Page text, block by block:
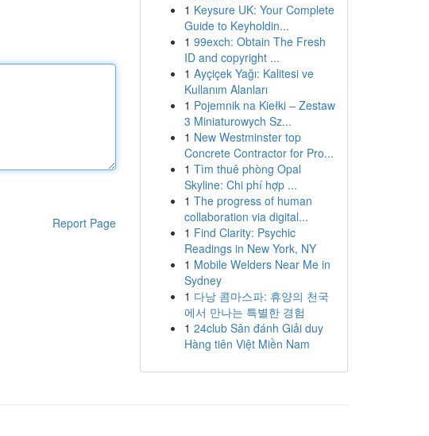
Report Page
1 Keysure UK: Your Complete
Guide to Keyholdin...
1 99exch: Obtain The Fresh
ID and copyright ...
1 Ayçiçek Yağı: Kalitesi ve
Kullanım Alanları
1 Pojemnik na Kiełki – Zestaw
3 Miniaturowych Sz...
1 New Westminster top
Concrete Contractor for Pro...
1 Tìm thuê phòng Opal
Skyline: Chi phí hợp ...
1 The progress of human
collaboration via digital...
1 Find Clarity: Psychic
Readings in New York, NY
1 Mobile Welders Near Me in
Sydney
1 다낭 콤마스파: 휴양의 천국
에서 만나는 특별한 경험
1 24club Sân đánh Giải duy
Hàng tiên Việt Miền Nam